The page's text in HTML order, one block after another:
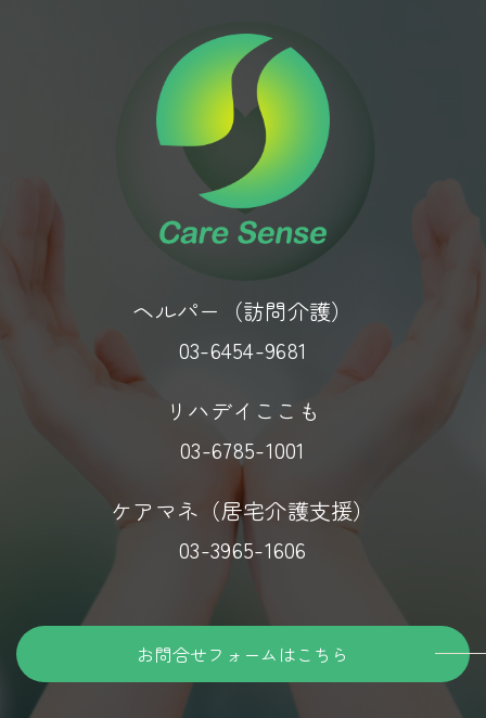
ヘルパー（訪問介護）
03-6454-9681
リハデイここも
03-6785-1001
ケアマネ（居宅介護支援）
03-3965-1606
お問合せフォームはこちら